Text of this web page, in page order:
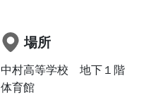
場所
中村高等学校　地下１階
体育館